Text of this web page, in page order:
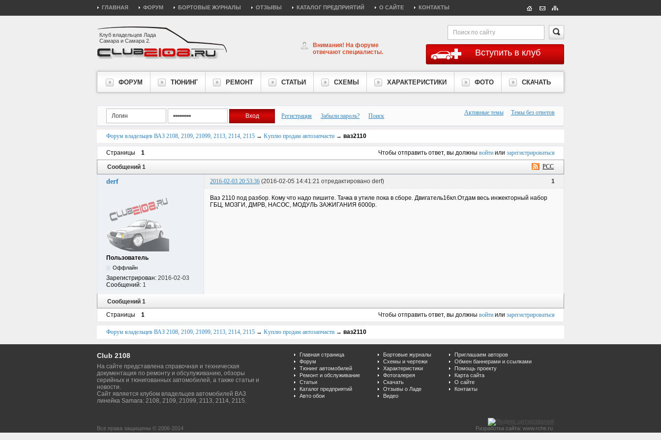
ГЛАВНАЯ ФОРУМ БОРТОВЫЕ ЖУРНАЛЫ ОТЗЫВЫ КАТАЛОГ ПРЕДПРИЯТИЙ О САЙТЕ КОНТАКТЫ
Клуб владельцев Лада
Самара и Самара 2.
Вступить в клуб
Внимания! На форуме
отвечают специалисты.
ФОРУМ ТЮНИНГ РЕМОНТ СТАТЬИ СХЕМЫ ХАРАКТЕРИСТИКИ ФОТО СКАЧАТЬ
Регистрация Забыли пароль? Поиск Активные темы Темы без ответов
Форум владельцев ВАЗ 2108, 2109, 21099, 2113, 2114, 2115 → Kуплю продам автозапчасти → ваз2110
Страницы 1 Чтобы отправить ответ, вы должны войтиили зарегистрироваться
РСС
Сообщений 1
1
derf 2016-02-03 20:53:36 (2016-02-05 14:41:21 отредактировано derf)
Пользователь
Оффлайн
Зарегистрирован: 2016-02-03
Сообщений: 1
Ваз 2110 под разбор. Кому что надо пишите. Тачка в утиле пока в сборе. Двигатель16кл.Отдам весь инжекторный набор
ГБЦ, МОЗГИ, ДМРВ, НАСОС, МОДУЛЬ ЗАЖИГАНИЯ 6000р.
Сообщений 1
Страницы
1 Чтобы отправить ответ, вы должны войтиили зарегистрироваться
Форум владельцев ВАЗ 2108, 2109, 21099, 2113, 2114, 2115 → Kуплю продам автозапчасти → ваз2110
Club 2108
На сайте представлена справочная и техническая
документация по ремонту и обсулуживанию, обзоры
серийных и тюнигованных автомобилей, а также статьи и
новости.
Сайт является клубом владельцев автомобилей ВАЗ
линейка Samara: 2108, 2109, 21099, 2113, 2114, 2115.
Главная страница
Форум
Тюнинг автомобилей
Ремонт и обслуживание
Статьи
Каталог предприятий
Авто обои
Бортовые журналы
Схемы и чертежи
Характеристики
Фотогалерея
Скачать
Отзывы о Ладе
Видео
Приглашаем авторов
Обмен баннерами и ссылками
Помощь проекту
Карта сайта
О сайте
Контакты
Все права защищены © 2006-2014 Разработка сайта: www.rche.ru